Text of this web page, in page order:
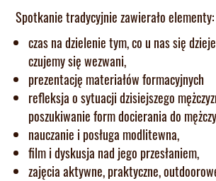
Spotkanie tradycyjnie zawierało elementy:
czas na dzielenie tym, co u nas się
czujemy się wezwani,
prezentację materiałów formacyjnych
refleksja o sytuacji dzisiejszego
poszukiwanie form docierania do
nauczanie i posługa modlitewna,
film i dyskusja nad jego przesłaniem,
zajęcia aktywne, praktyczne,